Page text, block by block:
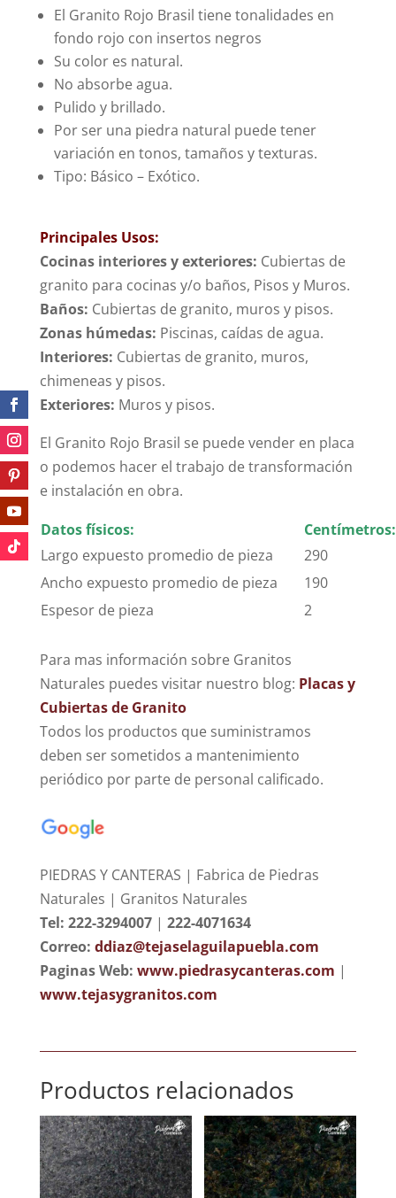
El Granito Rojo Brasil tiene tonalidades en
fondo rojo con insertos negros
Su color es natural.
No absorbe agua.
Pulido y brillado.
Por ser una piedra natural puede tener
variación en tonos, tamaños y texturas.
Tipo: Básico – Exótico.
Principales Usos:
Cocinas interiores y exteriores: Cubiertas de
granito para cocinas y/o baños, Pisos y Muros.
Baños: Cubiertas de granito, muros y pisos.
Zonas húmedas: Piscinas, caídas de agua.
Interiores: Cubiertas de granito, muros,
chimeneas y pisos.
Exteriores: Muros y pisos.
El Granito Rojo Brasil se puede vender en placa
o podemos hacer el trabajo de transformación
e instalación en obra.
Datos físicos:
Centímetros:
Largo expuesto promedio de pieza
290
Ancho expuesto promedio de pieza
190
Espesor de pieza
2
Para mas información sobre Granitos
Naturales puedes visitar nuestro blog: Placas y
Cubiertas de Granito
Todos los productos que suministramos
deben ser sometidos a mantenimiento
periódico por parte de personal calificado.
PIEDRAS Y CANTERAS | Fabrica de Piedras
Naturales | Granitos Naturales
Tel: 222-3294007| 222-4071634
Correo: ddiaz@tejaselaguilapuebla.com
Paginas Web: www.piedrasycanteras.com |
www.tejasygranitos.com
Productos relacionados